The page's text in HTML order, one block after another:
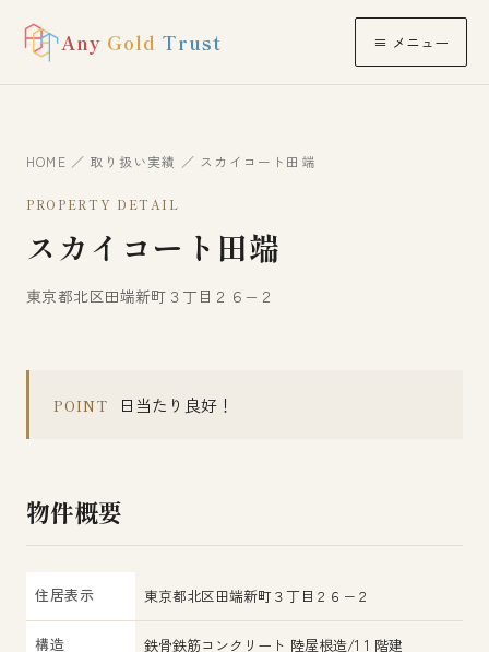
Any Gold Trust ≡ メニュー
HOME ／ 取り扱い実績 ／ スカイコート田端
PROPERTY DETAIL
スカイコート田端
東京都北区田端新町３丁目２６−２
POINT 日当たり良好！
物件概要
住居表示 東京都北区田端新町３丁目２６−２
構造 鉄骨鉄筋コンクリート 陸屋根造/1 1 階建